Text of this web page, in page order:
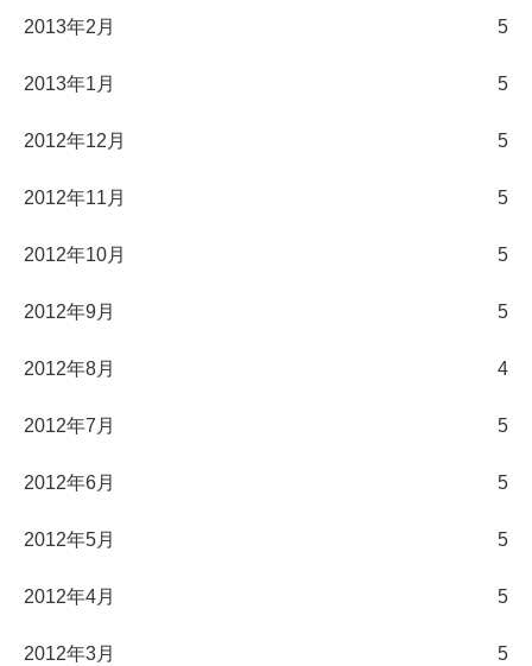
2013年2月 5
2013年1月 5
2012年12月 5
2012年11月 5
2012年10月 5
2012年9月 5
2012年8月 4
2012年7月 5
2012年6月 5
2012年5月 5
2012年4月 5
2012年3月 5